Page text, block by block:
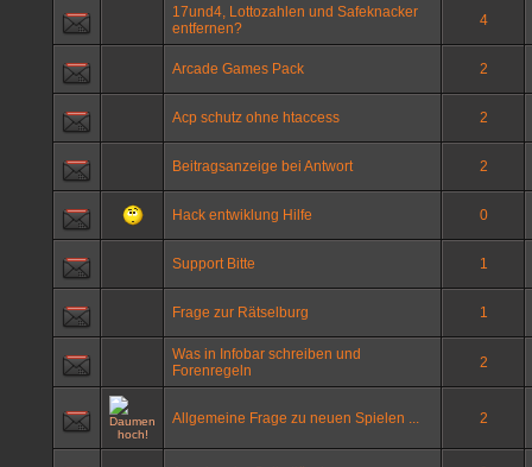
17und4, Lottozahlen und Safeknacker
entfernen?
4
Arcade Games Pack 2
Acp schutz ohne htaccess 2
Beitragsanzeige bei Antwort 2
Hack entwiklung Hilfe 0
Support Bitte 1
Frage zur Rätselburg 1
Was in Infobar schreiben und
Forenregeln
2
Allgemeine Frage zu neuen Spielen ... 2